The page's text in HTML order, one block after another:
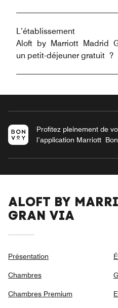
L’établissement
Aloft by Marriott Madrid
un petit-déjeuner gratuit ?
Profitez pleinement de
l’application Marriott
ALOFT BY
GRAN VIA
Présentation
Chambres
Chambres Premium